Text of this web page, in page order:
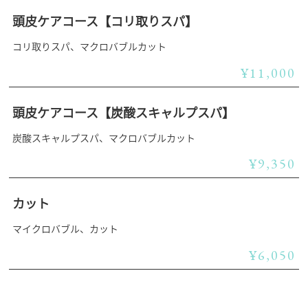
頭皮ケアコース【コリ取りスパ】
コリ取りスパ、マクロバブルカット
¥11,000
頭皮ケアコース【炭酸スキャルプスパ】
炭酸スキャルプスパ、マクロバブルカット
¥9,350
カット
マイクロバブル、カット
¥6,050